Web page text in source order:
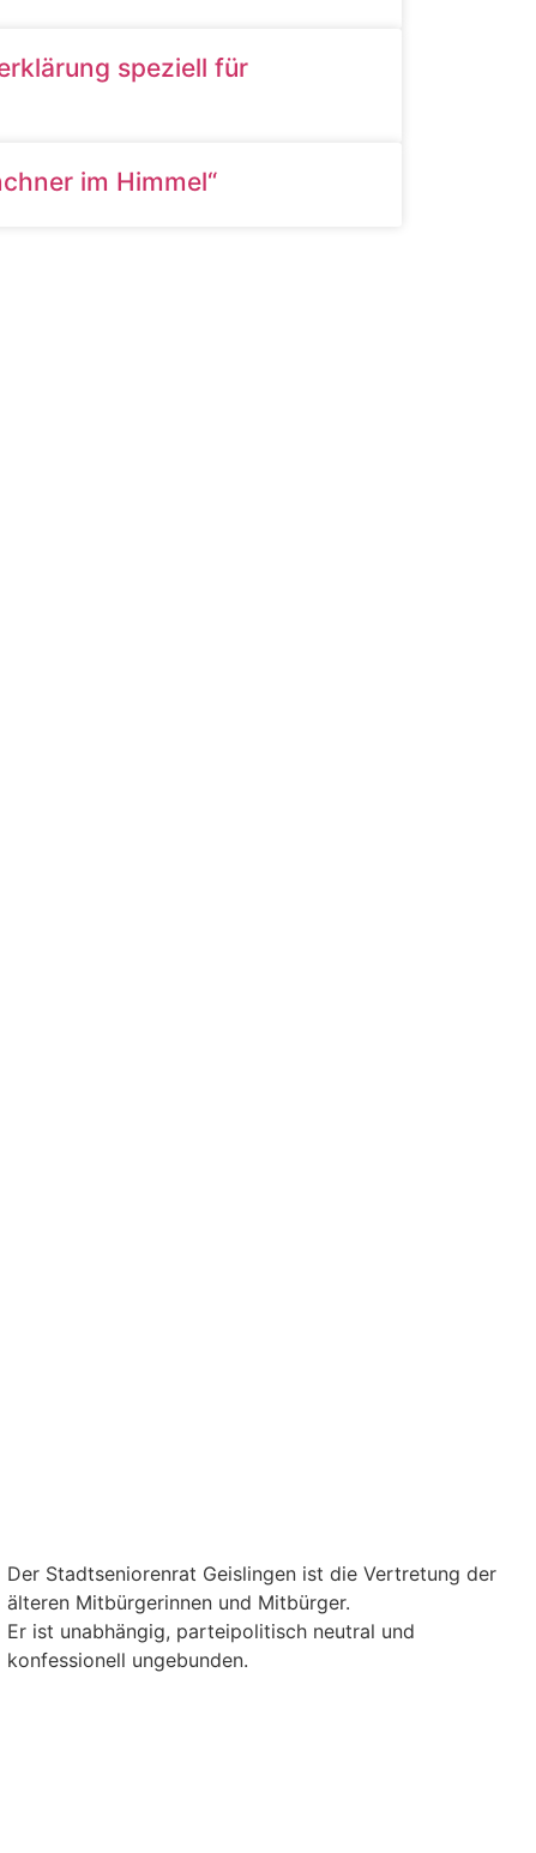
speziell für
im Himmel“
Der Stadtseniorenrat Geislingen ist die Vertretung der
älteren Mitbürgerinnen und Mitbürger.
Er ist unabhängig, parteipolitisch neutral und
konfessionell ungebunden.